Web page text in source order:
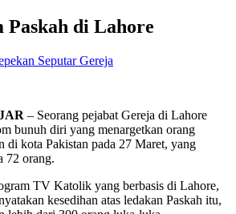
Paskah di Lahore
Seputar Gereja
– Seorang pejabat Gereja di Lahore
bunuh diri yang menargetkan orang
di kota Pakistan pada 27 Maret, yang
72 orang.
TV Katolik yang berbasis di Lahore,
kesedihan atas ledakan Paskah itu,